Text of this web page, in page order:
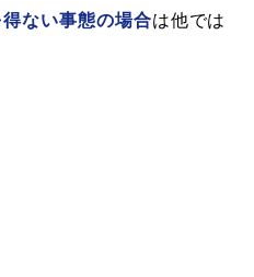
ない事態の場合は他では